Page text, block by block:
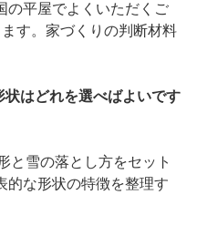
の平屋でよくいただくご
す。家づくりの判断材料
はどれを選べばよいです
と雪の落とし方をセット
的な形状の特徴を整理す